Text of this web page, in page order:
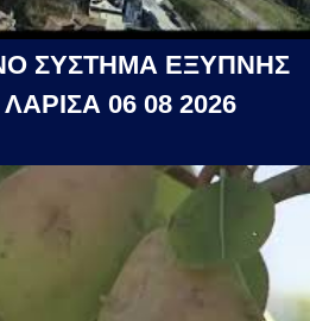
ΣΥΣΤΗΜΑ ΕΞΥΠΝΗΣ
06 08 2026